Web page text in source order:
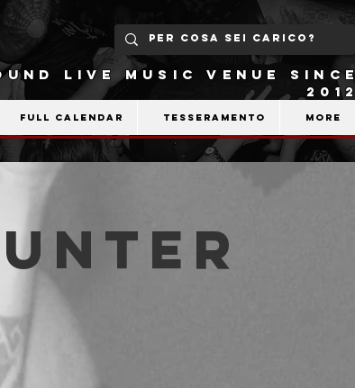
LIVE MUSIC VENUE
2012
Full calendar Tesseramento More